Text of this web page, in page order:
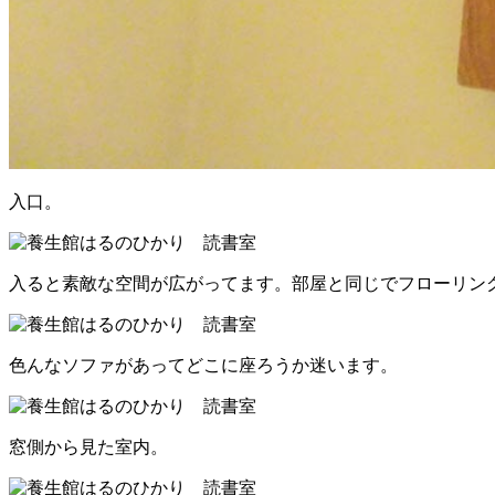
入口。
入ると素敵な空間が広がってます。部屋と同じでフローリン
色んなソファがあってどこに座ろうか迷います。
窓側から見た室内。